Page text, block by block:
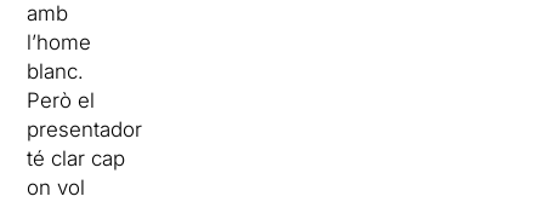
amb
l’home
blanc.
Però el
presentador
té clar cap
on vol